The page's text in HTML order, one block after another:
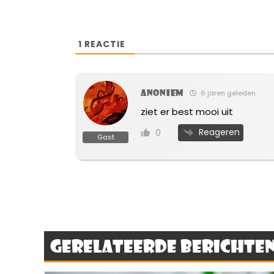
1 REACTIE
Gast
Anoniem 6 jaren geleden
ziet er best mooi uit
0 Reageren
Gerelateerde